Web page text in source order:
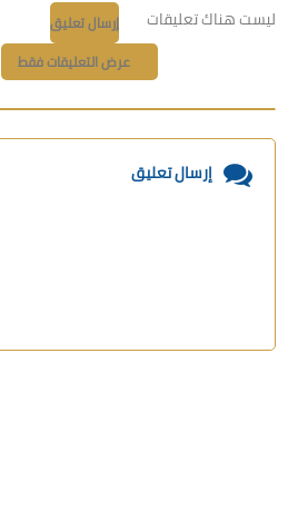
ليست هناك تعليقات
إرسال تعليق
عرض التعليقات فقط
إرسال تعليق